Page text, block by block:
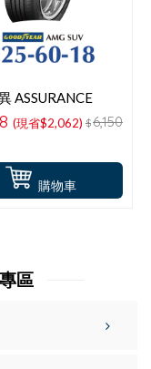
購物車
ASSURANCE
SUV】 225-
控性能輪胎
(現省$2,062) $6,150
區